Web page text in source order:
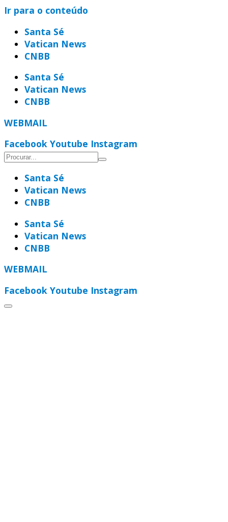
Ir para o conteúdo
Santa Sé
Vatican News
CNBB
Santa Sé
Vatican News
CNBB
WEBMAIL
Facebook Youtube Instagram
Santa Sé
Vatican News
CNBB
Santa Sé
Vatican News
CNBB
WEBMAIL
Facebook Youtube Instagram